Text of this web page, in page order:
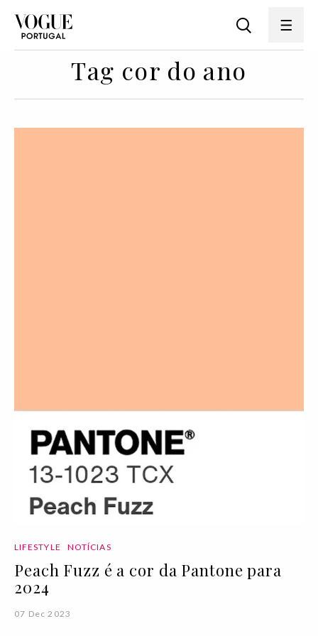
Tag cor do ano
LIFESTYLE NOTÍCIAS
Peach Fuzz é a cor da Pantone para
2024
07 Dec 2023